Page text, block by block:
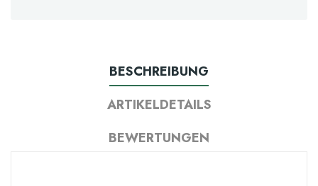
BESCHREIBUNG
ARTIKELDETAILS
BEWERTUNGEN